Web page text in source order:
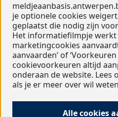
Aan de stroom
Vergelijk
Willem van Haechtlaan 66
2050 ANTWERPEN
Accent Jules
je optionele cookies
geplaatst die nodig zijn
Het informatiefilmpje werkt
marketingcookies
aanvaarden’ of
cookievoorkeuren altijd
onderaan de website. Lees
als je er meer over wil
Alle cookies